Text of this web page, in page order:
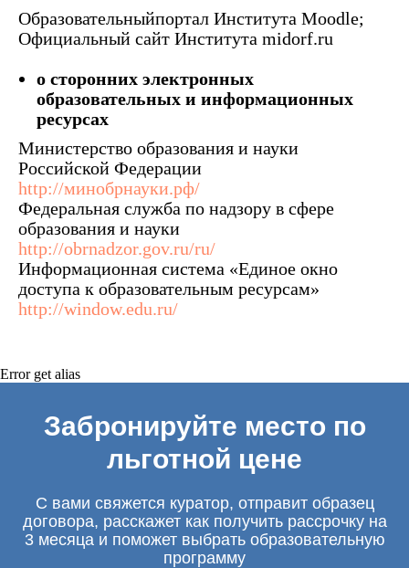
Образовательныйпортал Института Moodle;
Официальный сайт Института midorf.ru
о сторонних электронных
образовательных и информационных
ресурсах
Министерство образования и науки
Российской Федерации
http://минобрнауки.рф/
Федеральная служба по надзору в сфере
образования и науки
http://obrnadzor.gov.ru/ru/
Информационная система «Единое окно
доступа к образовательным ресурсам»
http://window.edu.ru/
Error get alias
Забронируйте место по
льготной цене
С вами свяжется куратор, отправит образец
договора, расскажет как получить рассрочку на
3 месяца и поможет выбрать образовательную
программу